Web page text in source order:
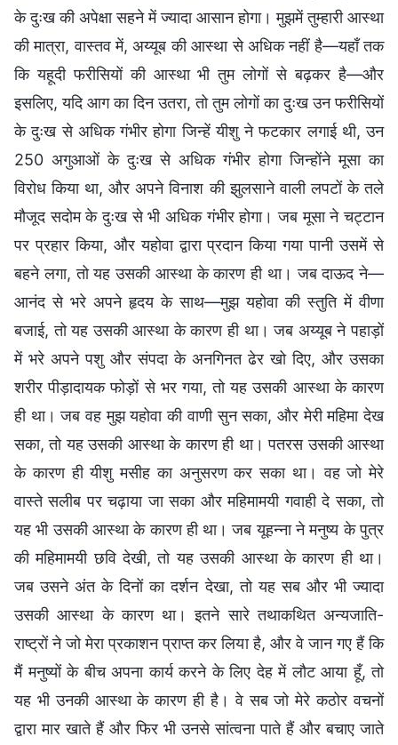
के दुःख की अपेक्षा सहने में ज्यादा आसान होगा। मुझमें तुम्हारी आस्था
की मात्रा, वास्तव में, अय्यूब की आस्था से अधिक नहीं है—यहाँ तक
कि यहूदी फरीसियों की आस्था भी तुम लोगों से बढ़कर है—और
इसलिए, यदि आग का दिन उतरा, तो तुम लोगों का दुःख उन फरीसियों
के दुःख से अधिक गंभीर होगा जिन्हें यीशु ने फटकार लगाई थी, उन
250 अगुआओं के दुःख से अधिक गंभीर होगा जिन्होंने मूसा का
विरोध किया था, और अपने विनाश की झुलसाने वाली लपटों के तले
मौजूद सदोम के दुःख से भी अधिक गंभीर होगा। जब मूसा ने चट्टान
पर प्रहार किया, और यहोवा द्वारा प्रदान किया गया पानी उसमें से
बहने लगा, तो यह उसकी आस्था के कारण ही था। जब दाऊद ने—
आनंद से भरे अपने हृदय के साथ—मुझ यहोवा की स्तुति में वीणा
बजाई, तो यह उसकी आस्था के कारण ही था। जब अय्यूब ने पहाड़ों
में भरे अपने पशु और संपदा के अनगिनत ढेर खो दिए, और उसका
शरीर पीड़ादायक फोड़ों से भर गया, तो यह उसकी आस्था के कारण
ही था। जब वह मुझ यहोवा की वाणी सुन सका, और मेरी महिमा देख
सका, तो यह उसकी आस्था के कारण ही था। पतरस उसकी आस्था
के कारण ही यीशु मसीह का अनुसरण कर सका था। वह जो मेरे
वास्ते सलीब पर चढ़ाया जा सका और महिमामयी गवाही दे सका, तो
यह भी उसकी आस्था के कारण ही था। जब यूहन्ना ने मनुष्य के पुत्र
की महिमामयी छवि देखी, तो यह उसकी आस्था के कारण ही था।
जब उसने अंत के दिनों का दर्शन देखा, तो यह सब और भी ज्यादा
उसकी आस्था के कारण था। इतने सारे तथाकथित अन्यजाति-
राष्ट्रों ने जो मेरा प्रकाशन प्राप्त कर लिया है, और वे जान गए हैं कि
मैं मनुष्यों के बीच अपना कार्य करने के लिए देह में लौट आया हूँ, तो
यह भी उनकी आस्था के कारण ही है। वे सब जो मेरे कठोर वचनों
द्वारा मार खाते हैं और फिर भी उनसे सांत्वना पाते हैं और बचाए जाते